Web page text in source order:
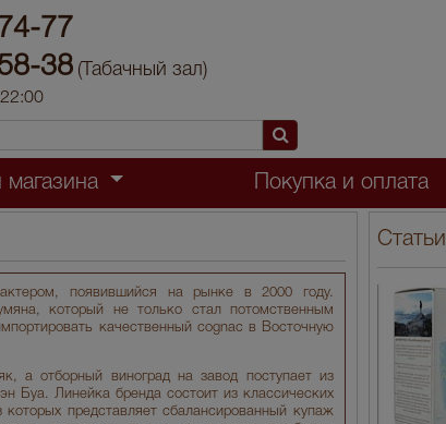
77
38 (Табачный зал)
магазина Покупка и оплата
появившийся на рынке в 2000 году.
который не только стал потомственным
качественный cognac в Восточную
а отборный виноград на завод поступает из
Буа. Линейка бренда состоит из классических
представляет сбалансированный купаж
Статьи